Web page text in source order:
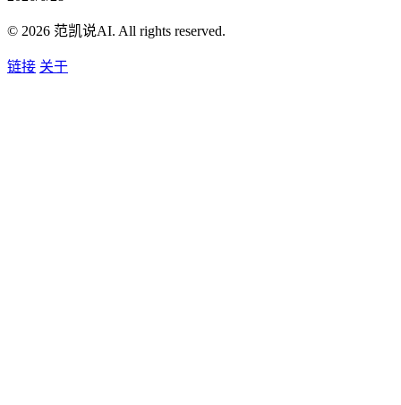
© 2026 范凯说AI. All rights reserved.
链接 关于